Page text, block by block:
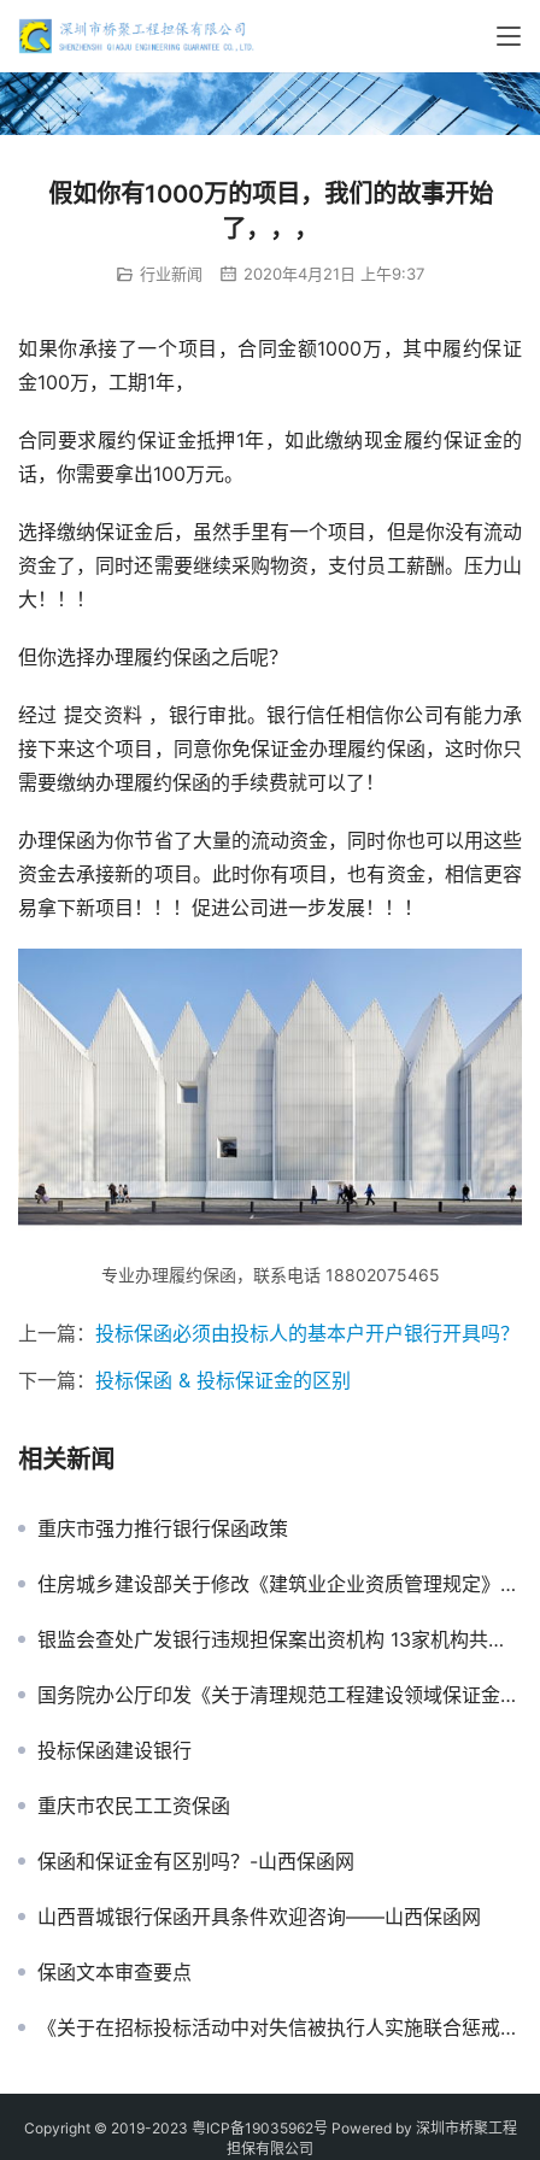
假如你有1000万的项目，我们的故事开始
了，，，
行业新闻 2020年4月21日 上午9:37
如果你承接了一个项目，合同金额1000万，其中履约保证
金100万，工期1年，
合同要求履约保证金抵押1年，如此缴纳现金履约保证金的
话，你需要拿出100万元。
选择缴纳保证金后，虽然手里有一个项目，但是你没有流动
资金了，同时还需要继续采购物资，支付员工薪酬。压力山
大！！！
但你选择办理履约保函之后呢？
经过 提交资料 ，银行审批。银行信任相信你公司有能力承
接下来这个项目，同意你免保证金办理履约保函，这时你只
需要缴纳办理履约保函的手续费就可以了！
办理保函为你节省了大量的流动资金，同时你也可以用这些
资金去承接新的项目。此时你有项目，也有资金，相信更容
易拿下新项目！！！促进公司进一步发展！！！
专业办理履约保函，联系电话 18802075465
上一篇： 投标保函必须由投标人的基本户开户银行开具吗？
下一篇： 投标保函 & 投标保证金的区别
相关新闻
重庆市强力推行银行保函政策
住房城乡建设部关于修改《建筑业企业资质管理规定》等部门规章的决定
银监会查处广发银行违规担保案出资机构 13家机构共被罚没13.41亿元
国务院办公厅印发《关于清理规范工程建设领域保证金的通知》
投标保函建设银行
重庆市农民工工资保函
保函和保证金有区别吗？-山西保函网
山西晋城银行保函开具条件欢迎咨询——山西保函网
保函文本审查要点
《关于在招标投标活动中对失信被执行人实施联合惩戒的通知》
Copyright © 2019-2023 粤ICP备19035962号Powered by 深圳市桥聚工程
担保有限公司